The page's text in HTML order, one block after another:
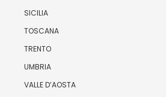
SICILIA
TOSCANA
TRENTO
UMBRIA
VALLE D’AOSTA